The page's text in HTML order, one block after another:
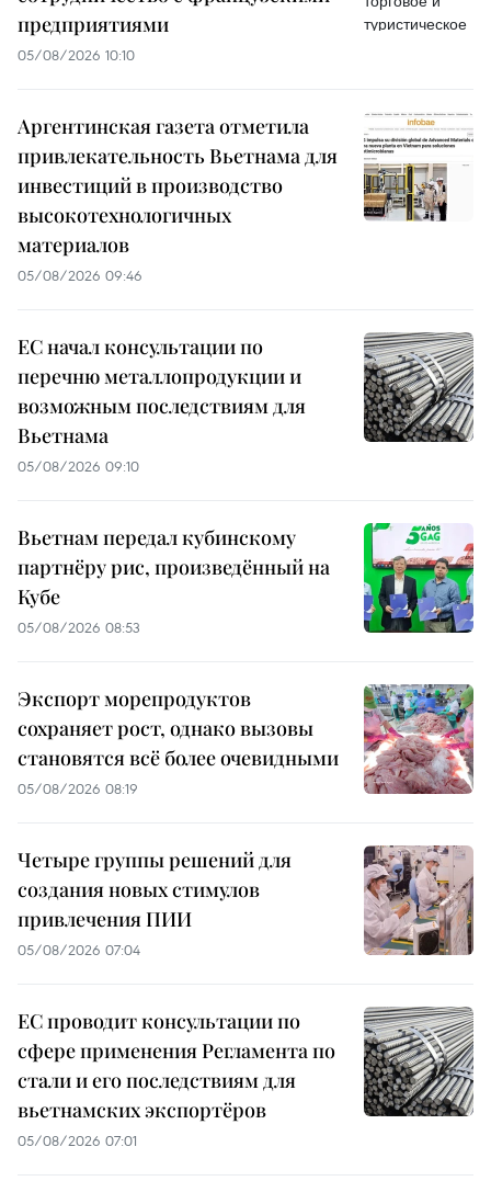
предприятиями
05/08/2026 10:10
Аргентинская газета отметила
привлекательность Вьетнама для
инвестиций в производство
высокотехнологичных
материалов
05/08/2026 09:46
ЕС начал консультации по
перечню металлопродукции и
возможным последствиям для
Вьетнама
05/08/2026 09:10
Вьетнам передал кубинскому
партнёру рис, произведённый на
Кубе
05/08/2026 08:53
Экспорт морепродуктов
сохраняет рост, однако вызовы
становятся всё более очевидными
05/08/2026 08:19
Четыре группы решений для
создания новых стимулов
привлечения ПИИ
05/08/2026 07:04
ЕС проводит консультации по
сфере применения Регламента по
стали и его последствиям для
вьетнамских экспортёров
05/08/2026 07:01